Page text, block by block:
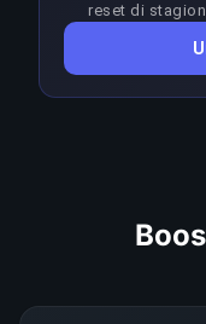
reset di